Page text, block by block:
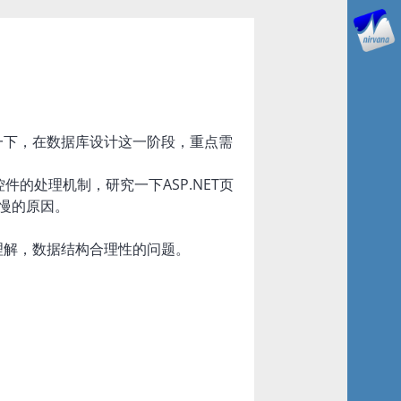
，在数据库设计这一阶段，重点需
的处理机制，研究一下ASP.NET页
原因。
，数据结构合理性的问题。